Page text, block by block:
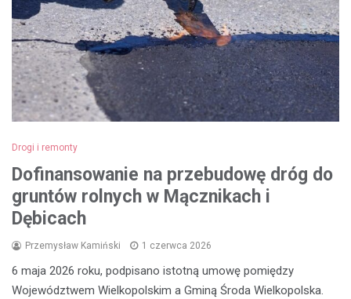
Drogi i remonty
Dofinansowanie na przebudowę dróg do
gruntów rolnych w Mącznikach i
Dębicach
Przemysław Kamiński 1 czerwca 2026
6 maja 2026 roku, podpisano istotną umowę pomiędzy
Województwem Wielkopolskim a Gminą Środa Wielkopolska.